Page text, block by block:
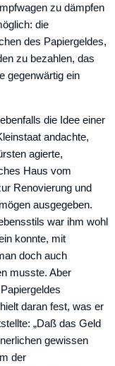
zu dämpfen
die
des Papiergeldes,
zu bezah­len, das
gegenwärtig ein
die Idee einer
andachte,
agierte,
Haus vom
Renovierung und
ausgegeben.
war ihm wohl
konnte, mit
doch auch
musste. Aber
daran fest, was er
„Daß das Geld
gewissen
der